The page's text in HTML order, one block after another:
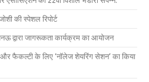
की स्पेशल रिपोर्ट
द्वारा जागरूकता कार्यक्रम का आयोजन
और फैकल्टी के लिए ‘नॉलेज शेयरिंग सेशन’ का किया